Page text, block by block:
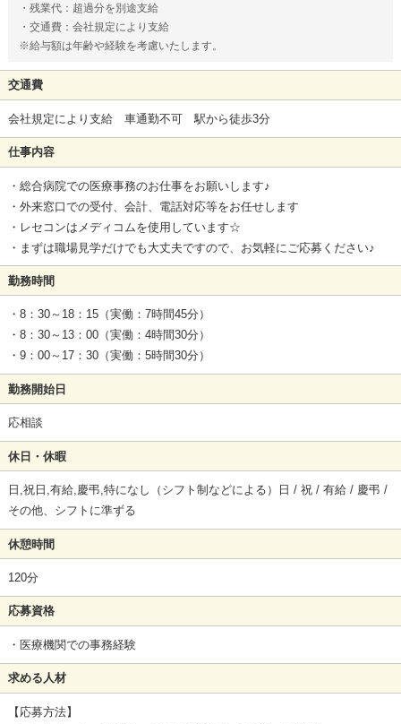
・残業代：超過分を別途支給
・交通費：会社規定により支給
※給与額は年齢や経験を考慮いたします。
交通費
会社規定により支給 車通勤不可 駅から徒歩3分
仕事内容
・総合病院での医療事務のお仕事をお願いします♪
・外来窓口での受付、会計、電話対応等をお任せします
・レセコンはメディコムを使用しています☆
・まずは職場見学だけでも大丈夫ですので、お気軽にご応募ください♪
勤務時間
・8：30～18：15（実働：7時間45分）
・8：30～13：00（実働：4時間30分）
・9：00～17：30（実働：5時間30分）
勤務開始日
応相談
休日・休暇
日,祝日,有給,慶弔,特になし（シフト制などによる）日 / 祝 / 有給 / 慶弔 /
その他、シフトに準ずる
休憩時間
120分
応募資格
・医療機関での事務経験
求める人材
【応募方法】